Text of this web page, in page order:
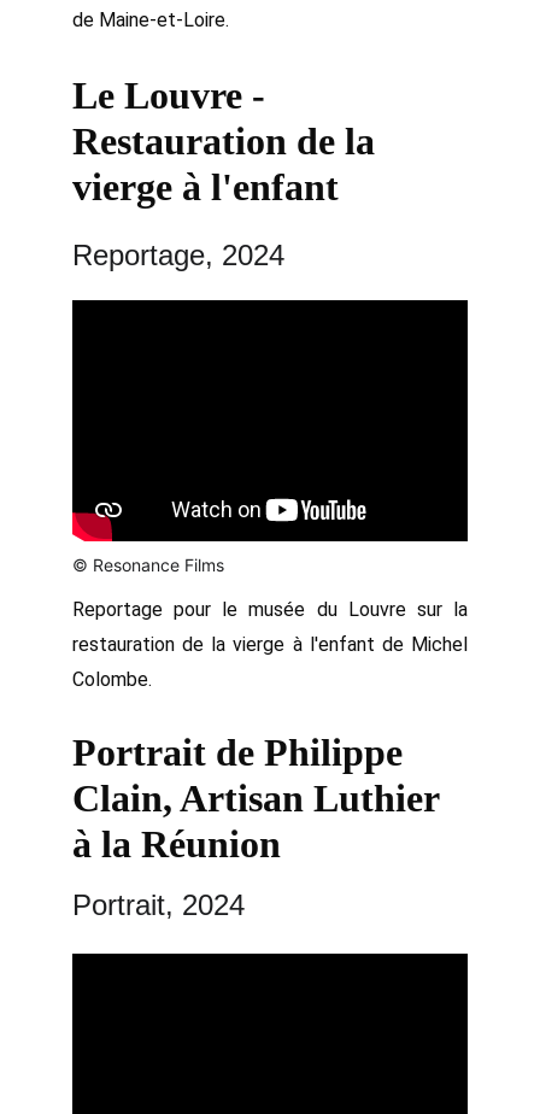
de Maine-et-Loire.
Le Louvre -
Restauration de la
vierge à l'enfant
Reportage pour le musée du Louvre sur la
restauration de la vierge à l'enfant de Michel
Colombe.
Reportage, 2024
© Resonance Films
Portrait de Philippe
Clain, Artisan Luthier
à la Réunion
Portrait, 2024